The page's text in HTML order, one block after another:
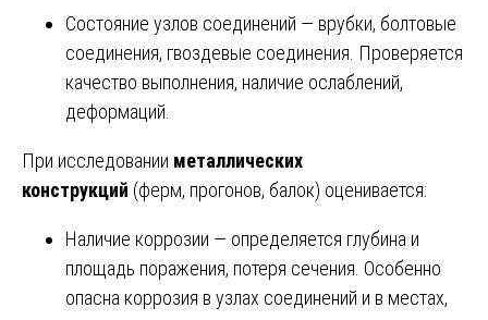
Состояние узлов соединений — врубки, болтовые
соединения, гвоздевые соединения. Проверяется
качество выполнения, наличие ослаблений,
деформаций.
При исследовании металлических
конструкций (ферм, прогонов, балок) оценивается:
Наличие коррозии — определяется глубина и
площадь поражения, потеря сечения. Особенно
опасна коррозия в узлах соединений и в местах,